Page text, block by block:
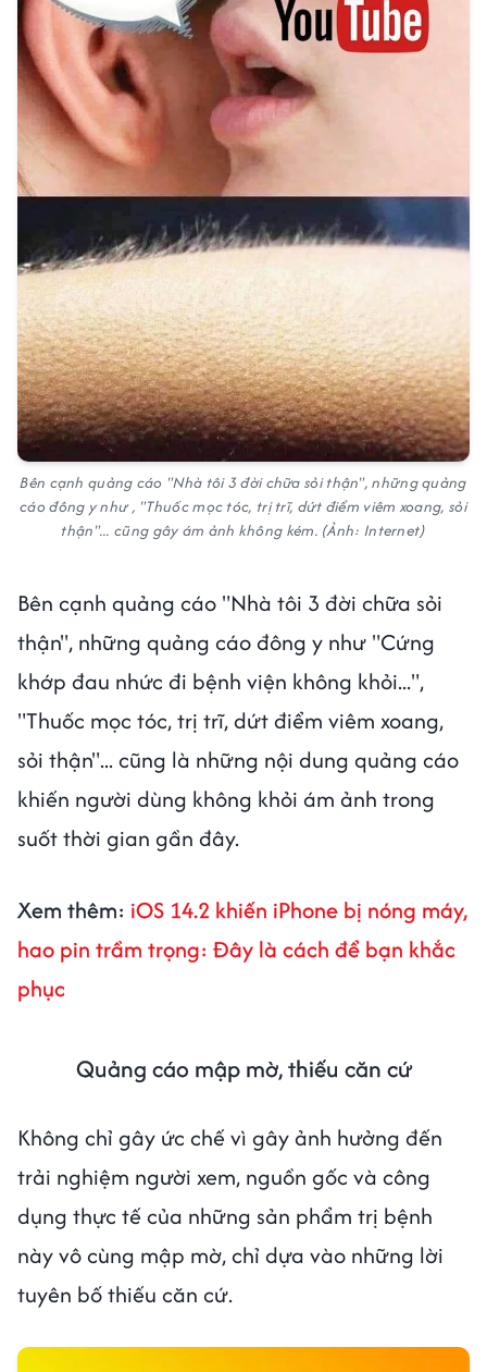
Bên cạnh quảng cáo "Nhà tôi 3 đời chữa sỏi thận", những quảng
cáo đông y như , "Thuốc mọc tóc, trị trĩ, dứt điểm viêm xoang, sỏi
thận"... cũng gây ám ảnh không kém. (Ảnh: Internet)
Bên cạnh quảng cáo "Nhà tôi 3 đời chữa sỏi
thận", những quảng cáo đông y như "Cứng
khớp đau nhức đi bệnh viện không khỏi...",
"Thuốc mọc tóc, trị trĩ, dứt điểm viêm xoang,
sỏi thận"... cũng là những nội dung quảng cáo
khiến người dùng không khỏi ám ảnh trong
suốt thời gian gần đây.
Xem thêm: iOS 14.2 khiến iPhone bị nóng máy,
hao pin trầm trọng: Đây là cách để bạn khắc
phục
Quảng cáo mập mờ, thiếu căn cứ
Không chỉ gây ức chế vì gây ảnh hưởng đến
trải nghiệm người xem, nguồn gốc và công
dụng thực tế của những sản phẩm trị bệnh
này vô cùng mập mờ, chỉ dựa vào những lời
tuyên bố thiếu căn cứ.